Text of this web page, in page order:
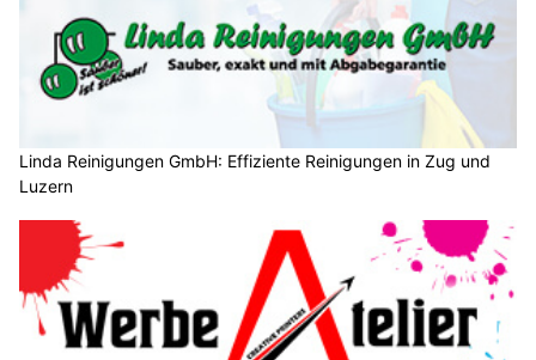
Linda Reinigungen GmbH: Effiziente Reinigungen in Zug und
Luzern